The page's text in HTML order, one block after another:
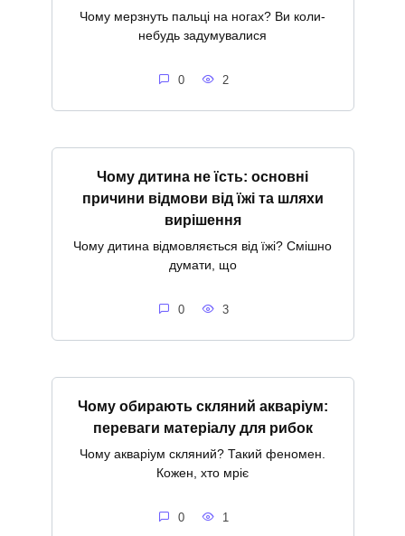
Чому мерзнуть пальці на ногах? Ви коли-
небудь задумувалися
0 2
Чому дитина не їсть: основні
причини відмови від їжі та шляхи
вирішення
Чому дитина відмовляється від їжі? Смішно
думати, що
0 3
Чому обирають скляний акваріум:
переваги матеріалу для рибок
Чому акваріум скляний? Такий феномен.
Кожен, хто мріє
0 1